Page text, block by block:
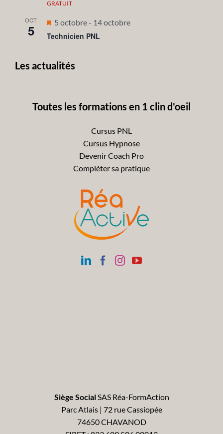
GRATUIT
OCT
5
Mis
en
5 octobre- 14 octobre
Technicien PNL
Les actualités
Toutes les formations en 1 clin d'oeil
Cursus PNL
Cursus Hypnose
Devenir Coach Pro
Compléter sa pratique
Siège SocialSAS Réa-FormAction
Parc Atlais | 72 rue Cassiopée
74650 CHAVANOD